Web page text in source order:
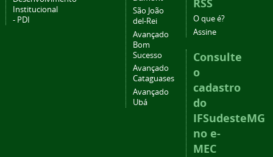
Institucional
- PDI
São João
del-Rei
Avançado
Bom
Sucesso
Avançado
Cataguases
Avançado
Ubá
RSS
O que é?
Assine
Consulte
o
cadastro
do
IFSudesteMG
no e-
MEC